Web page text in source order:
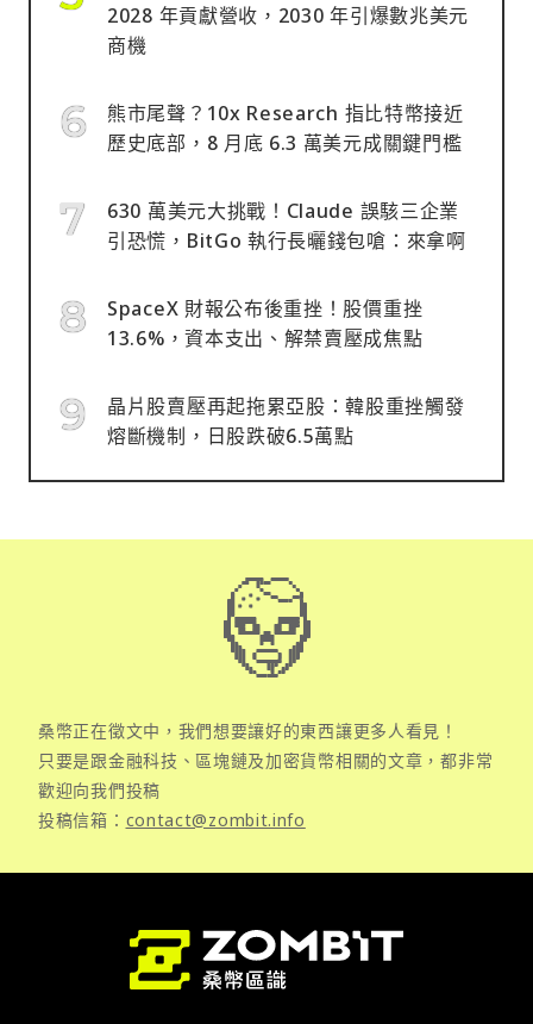
2028 年貢獻營收，2030 年引爆數兆美元
商機
熊市尾聲？10x Research 指比特幣接近
歷史底部，8 月底 6.3 萬美元成關鍵門檻
630 萬美元大挑戰！Claude 誤駭三企業
引恐慌，BitGo 執行長曬錢包嗆：來拿啊
SpaceX 財報公布後重挫！股價重挫
13.6%，資本支出、解禁賣壓成焦點
晶片股賣壓再起拖累亞股：韓股重挫觸發
熔斷機制，日股跌破6.5萬點
桑幣正在徵文中，我們想要讓好的東西讓更多人看見！
只要是跟金融科技、區塊鏈及加密貨幣相關的文章，都非常
歡迎向我們投稿
投稿信箱： contact@zombit.info